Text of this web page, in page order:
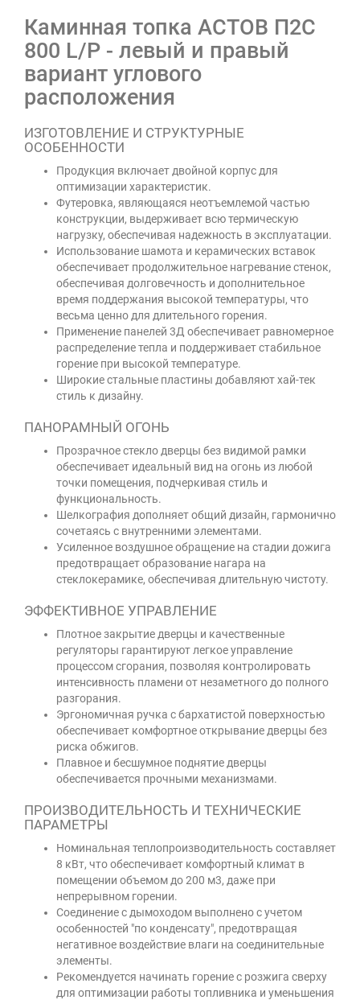
Каминная топка АСТОВ П2С
800 L/P - левый и правый
вариант углового
расположения
ИЗГОТОВЛЕНИЕ И СТРУКТУРНЫЕ
ОСОБЕННОСТИ
Продукция включает двойной корпус для
оптимизации характеристик.
Футеровка, являющаяся неотъемлемой частью
конструкции, выдерживает всю термическую
нагрузку, обеспечивая надежность в эксплуатации.
Использование шамота и керамических вставок
обеспечивает продолжительное нагревание стенок,
обеспечивая долговечность и дополнительное
время поддержания высокой температуры, что
весьма ценно для длительного горения.
Применение панелей 3Д обеспечивает равномерное
распределение тепла и поддерживает стабильное
горение при высокой температуре.
Широкие стальные пластины добавляют хай-тек
стиль к дизайну.
ПАНОРАМНЫЙ ОГОНЬ
Прозрачное стекло дверцы без видимой рамки
обеспечивает идеальный вид на огонь из любой
точки помещения, подчеркивая стиль и
функциональность.
Шелкография дополняет общий дизайн, гармонично
сочетаясь с внутренними элементами.
Усиленное воздушное обращение на стадии дожига
предотвращает образование нагара на
стеклокерамике, обеспечивая длительную чистоту.
ЭФФЕКТИВНОЕ УПРАВЛЕНИЕ
Плотное закрытие дверцы и качественные
регуляторы гарантируют легкое управление
процессом сгорания, позволяя контролировать
интенсивность пламени от незаметного до полного
разгорания.
Эргономичная ручка с бархатистой поверхностью
обеспечивает комфортное открывание дверцы без
риска обжигов.
Плавное и бесшумное поднятие дверцы
обеспечивается прочными механизмами.
ПРОИЗВОДИТЕЛЬНОСТЬ И ТЕХНИЧЕСКИЕ
ПАРАМЕТРЫ
Номинальная теплопроизводительность составляет
8 кВт, что обеспечивает комфортный климат в
помещении объемом до 200 м3, даже при
непрерывном горении.
Соединение с дымоходом выполнено с учетом
особенностей "по конденсату", предотвращая
негативное воздействие влаги на соединительные
элементы.
Рекомендуется начинать горение с розжига сверху
для оптимизации работы топливника и уменьшения